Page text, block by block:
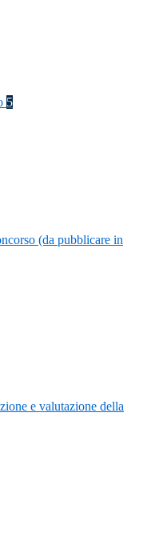
5
(da pubblicare in
e valutazione della